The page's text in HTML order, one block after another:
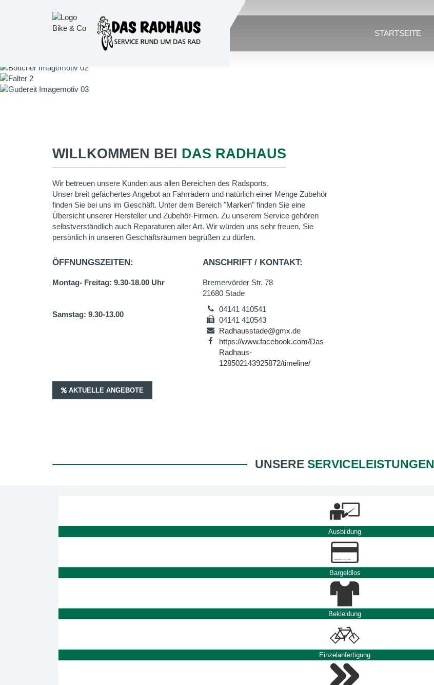
STARTSEITE
WILLKOMMEN BEI DAS RADHAUS
Wir betreuen unsere Kunden aus allen Bereichen des Radsports.
Unser breit gefächertes Angebot an Fahrrädern und natürlich einer Menge Zubehör
finden Sie bei uns im Geschäft. Unter dem Bereich "Marken" finden Sie eine
Übersicht unserer Hersteller und Zubehör-Firmen. Zu unserem Service gehören
selbstverständlich auch Reparaturen aller Art. Wir würden uns sehr freuen, Sie
persönlich in unseren Geschäftsräumen begrüßen zu dürfen.
ÖFFNUNGSZEITEN:
Montag- Freitag: 9.30-18.00 Uhr
Samstag: 9.30-13.00
ANSCHRIFT / KONTAKT:
Bremervörder Str. 78
21680 Stade
04141 410541
04141 410543
Radhausstade@gmx.de
https://www.facebook.com/Das-
Radhaus-
128502143925872/timeline/
AKTUELLE ANGEBOTE
UNSERE SERVICELEISTUNGEN
Ausbildung
Bargeldlos
Bekleidung
Einzelanfertigung